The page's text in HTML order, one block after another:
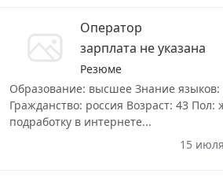
Оператор
зарплата не указана
Резюме
Образование: высшее Знание языков:
Гражданство: россия Возраст: 43
подработку в интернете...
15